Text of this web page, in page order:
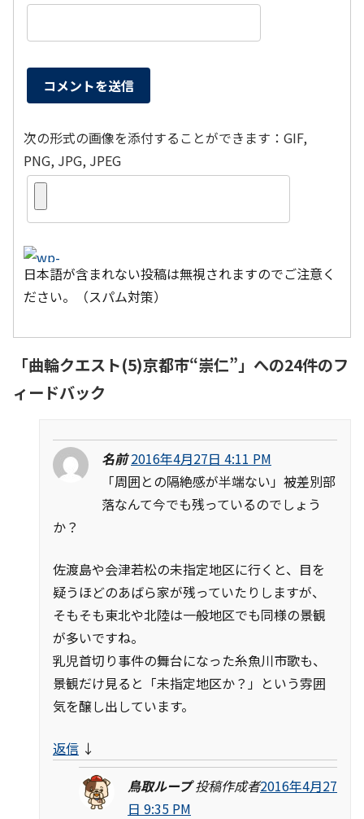
次の形式の画像を添付することができます：GIF,
PNG, JPG, JPEG
日本語が含まれない投稿は無視されますのでご注意く
ださい。（スパム対策）
「曲輪クエスト(5)京都市“崇仁”」への24件のフ
ィードバック
名前 2016年4月27日 4:11 PM
「周囲との隔絶感が半端ない」被差別部
落なんて今でも残っているのでしょう
か？
佐渡島や会津若松の未指定地区に行くと、目を
疑うほどのあばら家が残っていたりしますが、
そもそも東北や北陸は一般地区でも同様の景観
が多いですね。
乳児首切り事件の舞台になった糸魚川市歌も、
景観だけ見ると「未指定地区か？」という雰囲
気を醸し出しています。
返信 ↓
鳥取ループ 投稿作成者2016年4月27
日 9:35 PM